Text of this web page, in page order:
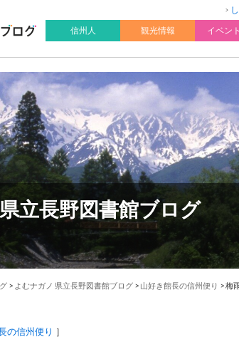
信州人
観光情報 イベン
立長野図書館ブログ
> よむナガノ 県立長野図書館ブログ > 山好き館長の信州便り >梅
の信州便り ］